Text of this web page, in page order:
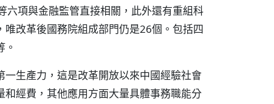
項與金融監管直接相關，此外還有重組科
改革後國務院組成部門仍是26個。包括四
生產力，這是改革開放以來中國經驗社會
經費，其他應用方面大量具體事務職能分